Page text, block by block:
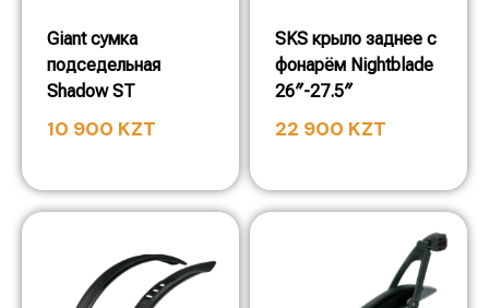
Giant сумка
подседельная
Shadow ST
10 900 KZT
SKS крыло заднее с
фонарём Nightblade
26″-27.5″
22 900 KZT